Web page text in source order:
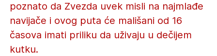
poznato da Zvezda uvek misli na najmlađe
navijače i ovog puta će mališani od 16
časova imati priliku da uživaju u dečijem
kutku.